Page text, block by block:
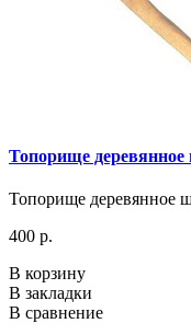
Топорище
Топорище деревянное
400 р.
В корзину
В закладки
В сравнение